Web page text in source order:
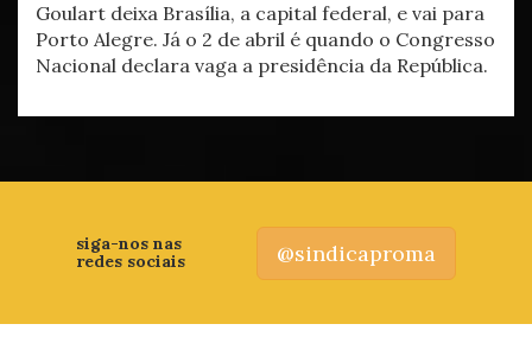
Goulart deixa Brasília, a capital federal, e vai para
Porto Alegre. Já o 2 de abril é quando o Congresso
Nacional declara vaga a presidência da República.
siga-nos nas
redes sociais
@sindicaproma